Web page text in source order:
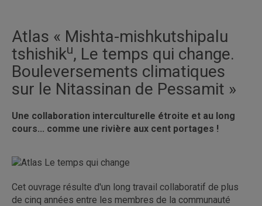
Atlas « Mishta-mishkutshipalu
tshishiku, Le temps qui change.
Bouleversements climatiques
sur le Nitassinan de Pessamit »
Une collaboration interculturelle étroite et au long
cours... comme une rivière aux cent portages !
Cet ouvrage résulte d'un long travail collaboratif de plus
de cinq années entre les membres de la communauté